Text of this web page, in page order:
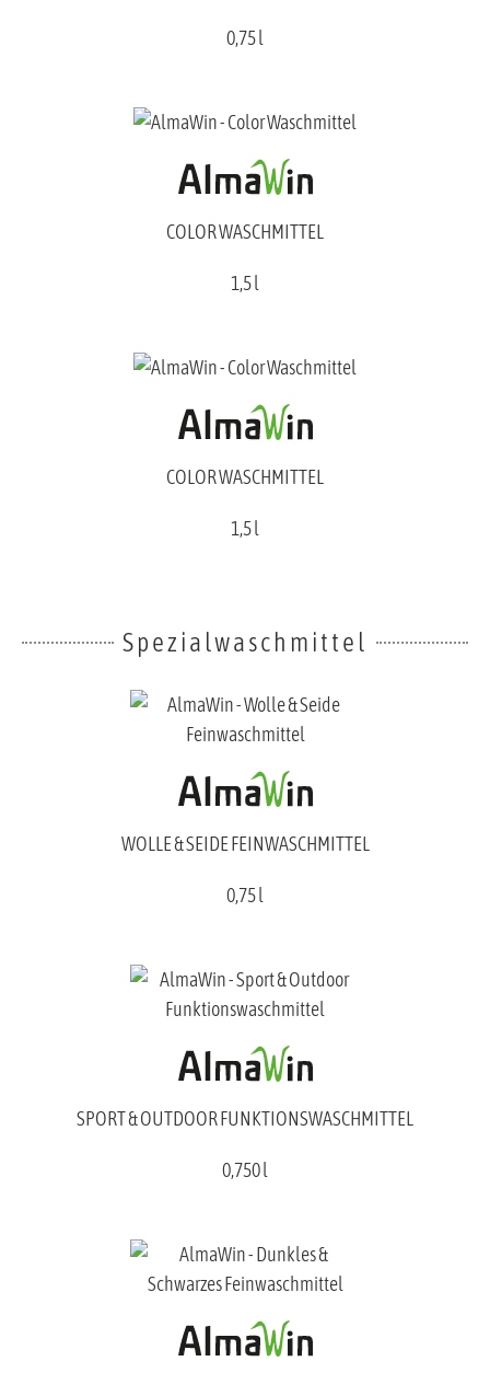
0,75 l
COLOR WASCHMITTEL
1,5 l
COLOR WASCHMITTEL
1,5 l
Spezialwaschmittel
WOLLE & SEIDE FEINWASCHMITTEL
0,75 l
SPORT & OUTDOOR FUNKTIONSWASCHMITTEL
0,750 l